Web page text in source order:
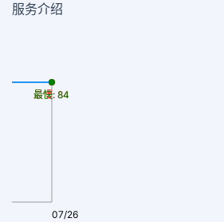
服务介绍
07/26
最慢: 84
最快: 84